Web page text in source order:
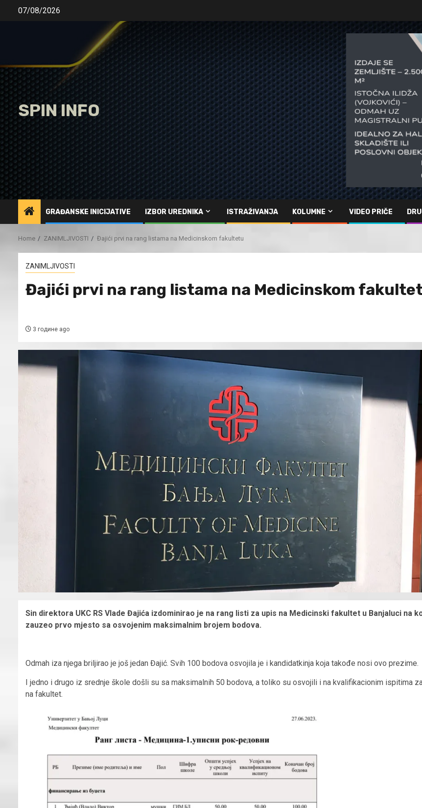
07/08/2026
SPIN INFO
GRAĐANSKE INICIJATIVE IZBOR UREDNIKA ISTRAŽIVANJA KOLUMNE VIDEO PRIČE
Home ZANIMLJIVOSTI Đajići prvi na rang listama na Medicinskom fakultetu
ZANIMLJIVOSTI
Đajići prvi na rang listama na Medicinskom
3 године ago
Sin direktora UKC RS Vlade Đajića izdominirao je na rang listi za upis na Medicinski fakultet u Banjaluci na
zauzeo prvo mjesto sa osvojenim maksimalnim brojem bodova.
Odmah iza njega briljirao je još jedan Đajić. Svih 100 bodova osvojila je i kandidatkinja koja takođe nosi ovo prezime.
I jedno i drugo iz srednje škole došli su sa maksimalnih 50 bodova, a toliko su osvojili i na kvalifikacionim ispitima
na fakultet.